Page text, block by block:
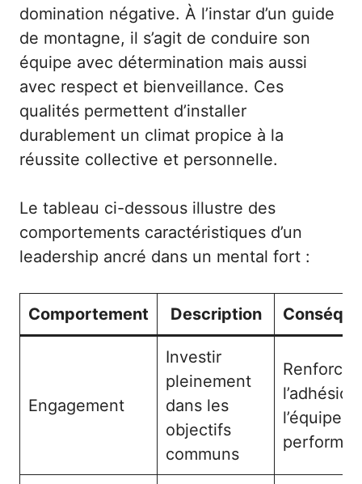
domination négative. À l’instar d’un guide
de montagne, il s’agit de conduire son
équipe avec détermination mais aussi
avec respect et bienveillance. Ces
qualités permettent d’installer
durablement un climat propice à la
réussite collective et personnelle.
Le tableau ci-dessous illustre des
comportements caractéristiques d’un
leadership ancré dans un mental fort :
Comportement Description
Engagement
Investir
pleinement
dans les
objectifs
communs
Renforce
l’équipe